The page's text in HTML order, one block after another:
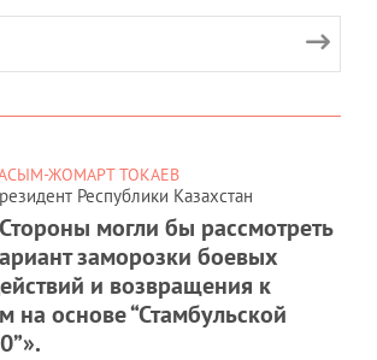
ЖОМАРТ ТОКАЕВ
Республики Казахстан
могли бы рассмотреть
заморозки боевых
и возвращения к
на основе “Стамбульской